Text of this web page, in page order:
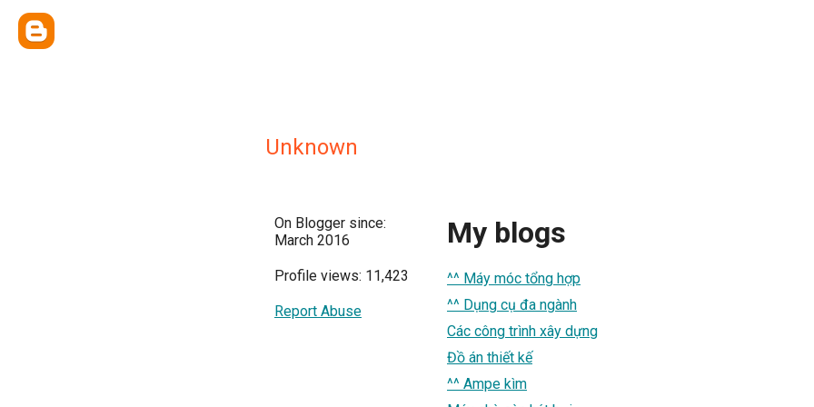
Unknown
On Blogger since:
March 2016
Profile views: 11,423
Report Abuse
My blogs
^^ Máy móc tổng hợp
^^ Dụng cụ đa ngành
Các công trình xây dựng
Đồ án thiết kế
^^ Ampe kìm